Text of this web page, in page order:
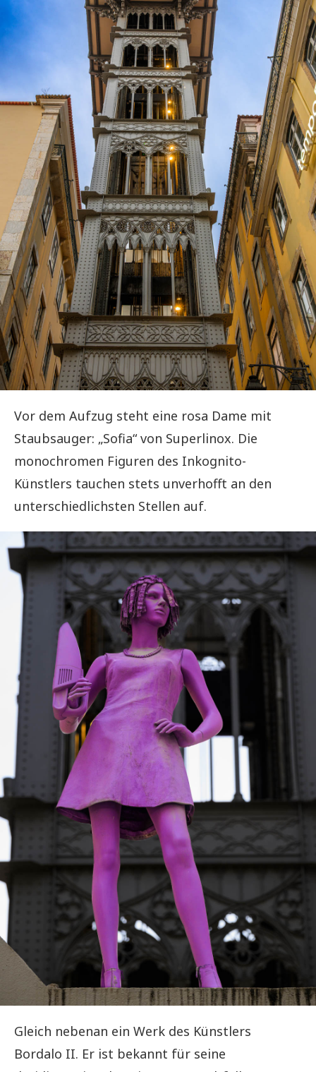
Vor dem Aufzug steht eine rosa Dame mit
Staubsauger: „Sofia“ von Superlinox. Die
monochromen Figuren des Inkognito-
Künstlers tauchen stets unverhofft an den
unterschiedlichsten Stellen auf.
Gleich nebenan ein Werk des Künstlers
Bordalo II. Er ist bekannt für seine